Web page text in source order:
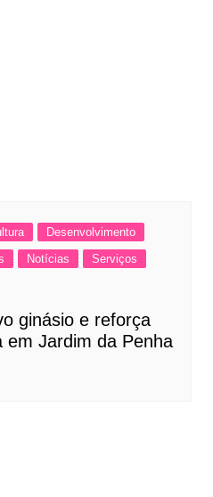
Desenvolvimento
Notícias
Serviços
ginásio e reforça
em Jardim da Penha